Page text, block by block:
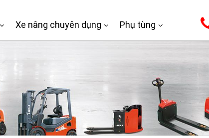
Xe nâng chuyên dụng Phụ tùng